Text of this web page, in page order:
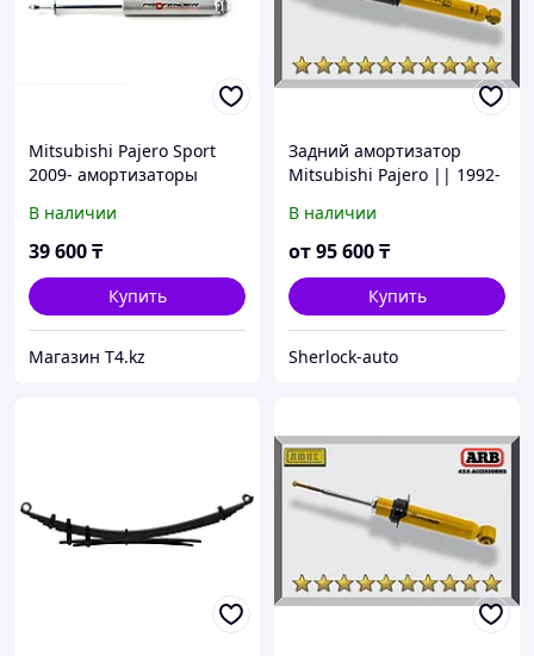
Mitsubishi Pajero Sport
2009- амортизаторы
PROFENDER Gas
В наличии
39 600₸
Купить
Магазин T4.kz
Задний амортизатор
Mitsubishi Pajero || 1992-
В наличии
от95 600₸
Купить
Sherlock-auto